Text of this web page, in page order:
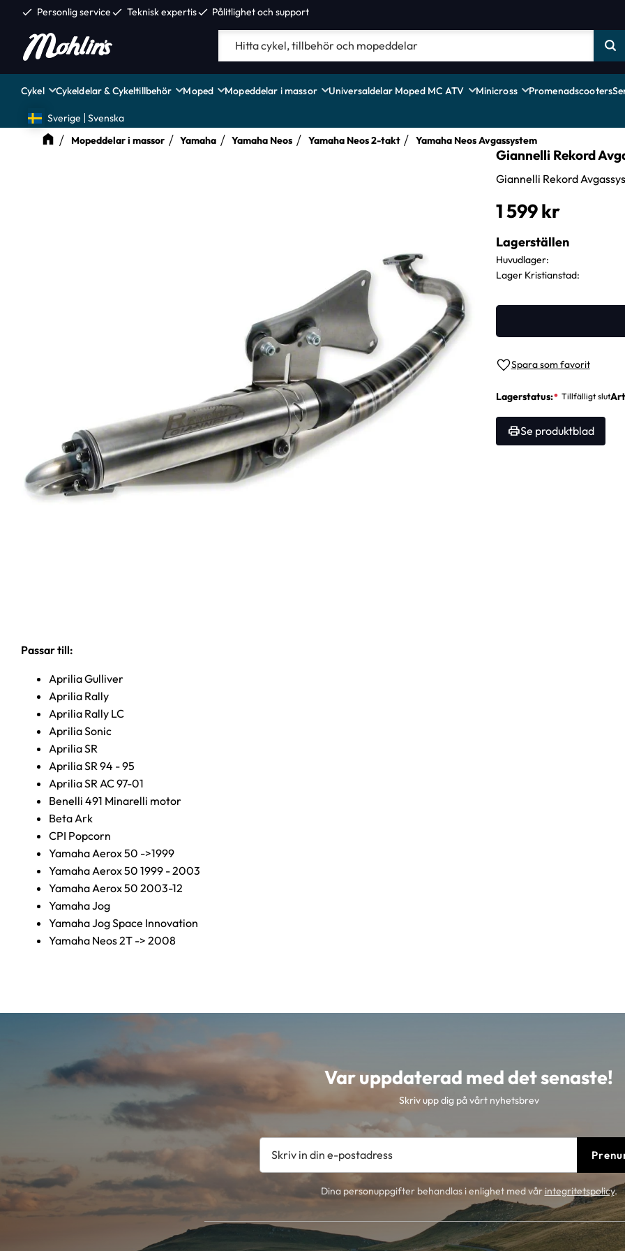
check Personlig servicecheck Teknisk expertischeck Pålitlighet och support
Cykel Cykeldelar & Cykeltillbehör Moped Mopeddelar i massor Universaldelar Moped MC ATV Minicross Promenadscooters
Sverige
Svenska
Mopeddelar i massor
Yamaha Yamaha Neos Yamaha Neos 2-takt Yamaha Neos Avgassystem
Giannelli Rekord
Giannelli Rekord
1 599kr
Lägg till i favoriter
Lagerstatus
Se produktblad
Lagerställen
Huvudlager
Lager Kristianstad
Passar till:
Aprilia Gulliver
Aprilia Rally
Aprilia Rally LC
Aprilia Sonic
Aprilia SR
Aprilia SR 94 - 95
Aprilia SR AC 97-01
Benelli 491 Minarelli motor
Beta Ark
CPI Popcorn
Yamaha Aerox 50 ->1999
Yamaha Aerox 50 1999 - 2003
Yamaha Aerox 50 2003-12
Yamaha Jog
Yamaha Jog Space Innovation
Yamaha Neos 2T -> 2008
Var uppdaterad med det senaste!
Skriv upp dig på vårt nyhetsbrev
Dina personuppgifter behandlas i enlighet med vårintegritetspolicy.